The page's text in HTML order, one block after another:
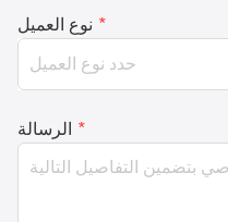
نوع العميل *
الرسالة *